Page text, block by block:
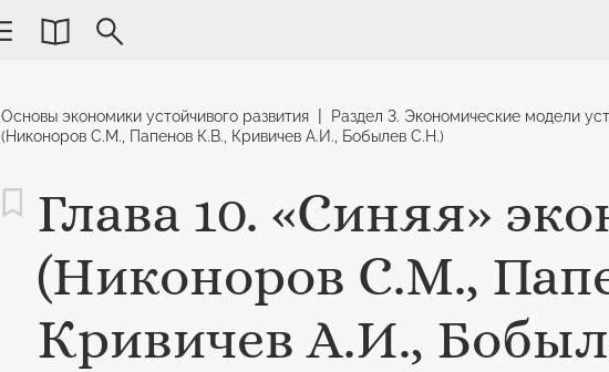
Основы экономики устойчивого развития | Раздел 3. Экономические модели
(Никоноров С.М., Папенов К.В., Кривичев А.И., Бобылев С.Н.)
Глава 10. «Синяя»
(Никоноров С.М.,
Кривичев А.И.,